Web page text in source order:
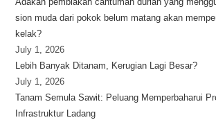
sion muda dari pokok belum matang akan
kelak?
July 1, 2026
Lebih Banyak Ditanam, Kerugian Lagi Besar?
July 1, 2026
Tanam Semula Sawit: Peluang Memperbaharui
Infrastruktur Ladang